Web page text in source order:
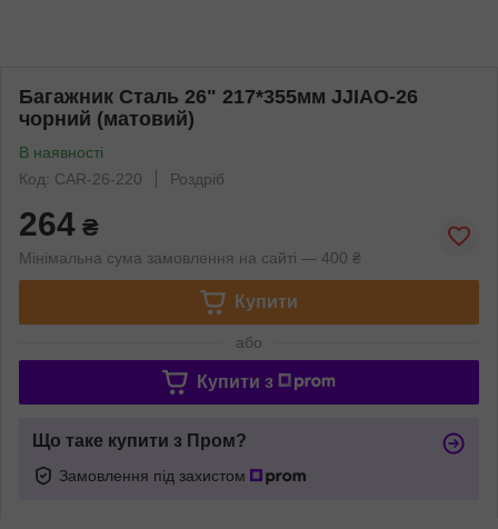
Багажник Сталь 26" 217*355мм JJIAO-26
чорний (матовий)
В наявності
Код: CAR-26-220
Роздріб
264 ₴
Мінімальна сума замовлення на сайті — 400 ₴
Купити
або
Купити з
Що таке купити з Пром?
Замовлення під захистом